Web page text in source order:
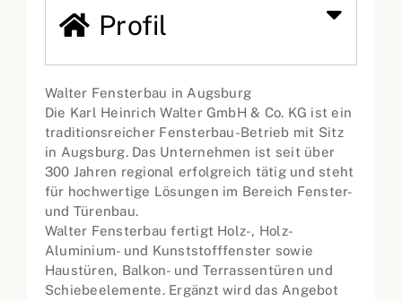
Profil
Walter Fensterbau in Augsburg
Die Karl Heinrich Walter GmbH & Co. KG ist ein
traditionsreicher Fensterbau-Betrieb mit Sitz
in Augsburg. Das Unternehmen ist seit über
300 Jahren regional erfolgreich tätig und steht
für hochwertige Lösungen im Bereich Fenster-
und Türenbau.
Walter Fensterbau fertigt Holz-, Holz-
Aluminium- und Kunststofffenster sowie
Haustüren, Balkon- und Terrassentüren und
Schiebeelemente. Ergänzt wird das Angebot